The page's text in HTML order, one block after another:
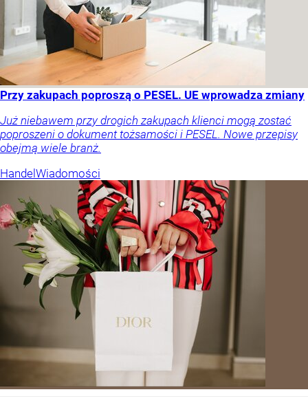
Przy zakupach poproszą o PESEL. UE wprowadza zmiany
Już niebawem przy drogich zakupach klienci mogą zostać
poproszeni o dokument tożsamości i PESEL. Nowe przepisy
obejmą wiele branż.
HandelWiadomości